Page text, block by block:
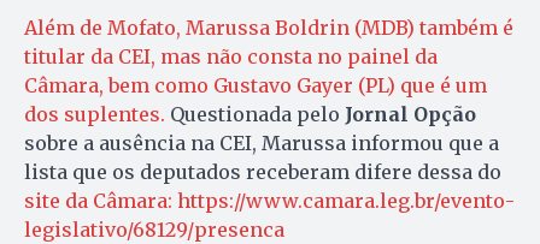
Além de Mofato, Marussa Boldrin (MDB) também é
titular da CEI, mas não consta no painel da
Câmara, bem como Gustavo Gayer (PL) que é um
dos suplentes. Questionada pelo Jornal Opção
sobre a ausência na CEI, Marussa informou que a
lista que os deputados receberam difere dessa do
site da Câmara: https://www.camara.leg.br/evento-
legislativo/68129/presenca